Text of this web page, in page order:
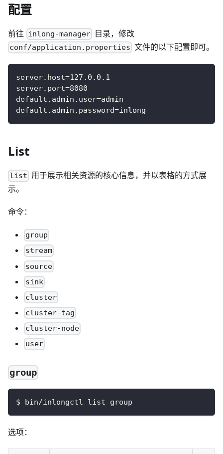
配置
前往 inlong-manager 目录，修改
conf/application.properties 文件的以下配置即可。
server.host=127.0.0.1
server.port=8080
default.admin.user=admin
default.admin.password=inlong
List
list 用于展示相关资源的核心信息，并以表格的方式展
示。
命令：
group
stream
source
sink
cluster
cluster-tag
cluster-node
user
group
$ bin/inlongctl list group
选项：